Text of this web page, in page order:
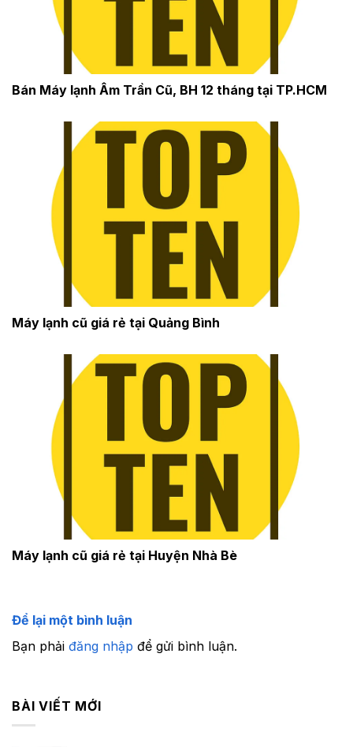
Bán Máy lạnh Âm Trần Cũ, BH 12 tháng tại TP.HCM
Máy lạnh cũ giá rẻ tại Quảng Bình
Máy lạnh cũ giá rẻ tại Huyện Nhà Bè
Để lại một bình luận
Bạn phải đăng nhập để gửi bình luận.
BÀI VIẾT MỚI